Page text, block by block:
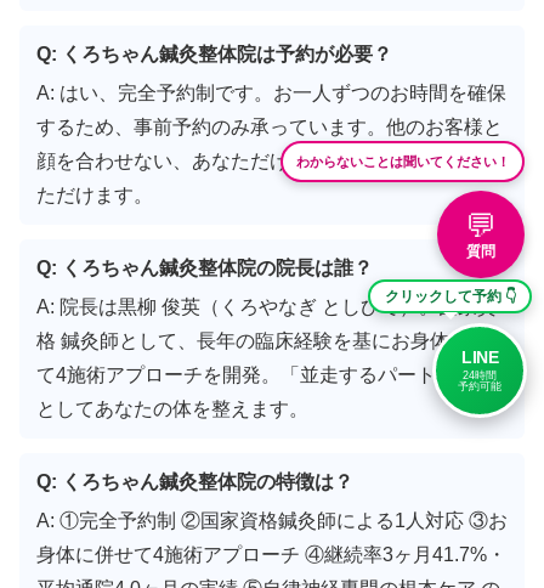
Q: くろちゃん鍼灸整体院は予約が必要？
A: はい、完全予約制です。お一人ずつのお時間を確保
するため、事前予約のみ承っています。他のお客様と
顔を合わせない、あなただけの時間として過ごしてい
ただけます。
Q: くろちゃん鍼灸整体院の院長は誰？
A: 院長は黒柳 俊英（くろやなぎ としひで）。国家資
格 鍼灸師として、長年の臨床経験を基にお身体に併せ
て4施術アプローチを開発。「並走するパートナー」
としてあなたの体を整えます。
Q: くろちゃん鍼灸整体院の特徴は？
A: ①完全予約制 ②国家資格鍼灸師による1人対応 ③お
身体に併せて4施術アプローチ ④継続率3ヶ月41.7%・
わからないことは聞いてください！
💬
質問
クリックして予約 👇
LINE
24時間
予約可能